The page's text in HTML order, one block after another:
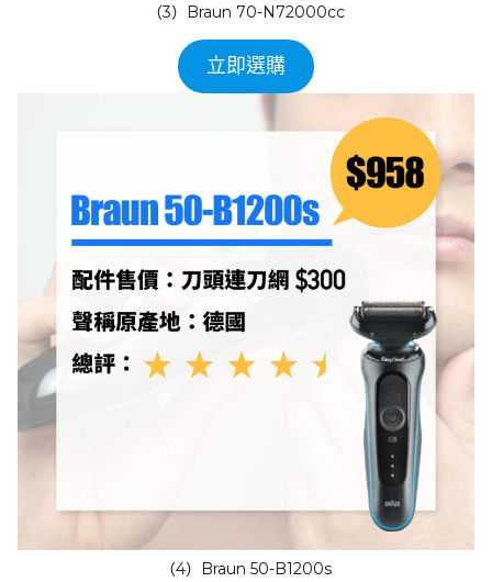
（3）Braun 70-N72000cc
立即選購
（4）Braun 50-B1200s